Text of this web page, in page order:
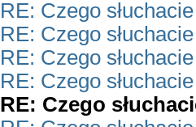
RE: Czego
RE: Czego
RE: Czego
RE: Czego
RE: Czego